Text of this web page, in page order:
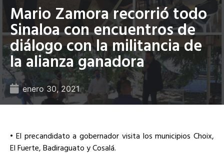
Mario Zamora recorrió todo
Sinaloa con encuentros de
diálogo con la militancia de
la alianza ganadora
enero 30, 2021
• El precandidato a gobernador visita los municipios Choix,
El Fuerte, Badiraguato y Cosalá.